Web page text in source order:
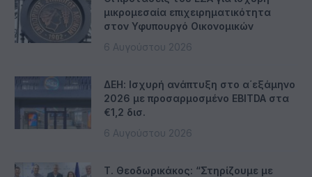
μικρομεσαία επιχειρηματικότητα
στον Υφυπουργό Οικονομικών
6 Αυγούστου 2026
ΔΕΗ: Ισχυρή ανάπτυξη στο α΄εξάμηνο
2026 με προσαρμοσμένο EBITDA στα
€1,2 δισ.
6 Αυγούστου 2026
Τ. Θεοδωρικάκος: “Στηρίζουμε με